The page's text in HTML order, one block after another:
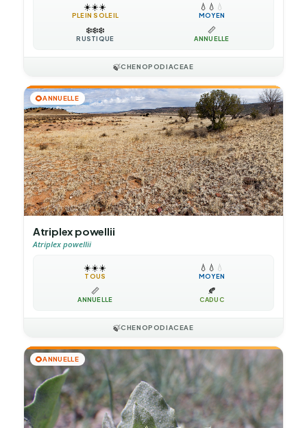
☀️☀️☀️
PLEIN SOLEIL
💧 💧 💧
MOYEN
❄️❄️❄️
RUSTIQUE
📏
ANNUELLE
🍃CHENOPODIACEAE
🌻ANNUELLE
Atriplex powellii
Atriplex powellii
☀️☀️☀️
TOUS
💧 💧 💧
MOYEN
📏
ANNUELLE
🍂
CADUC
🍃CHENOPODIACEAE
🌻ANNUELLE